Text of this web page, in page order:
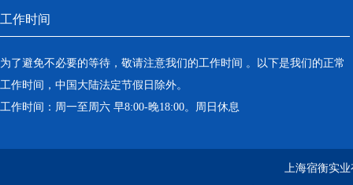
工作时间
为了避免不必要的等待，敬请注意我们的工作时间 。以下是我们的正常
工作时间，中国大陆法定节假日除外。
工作时间：周一至周六 早8:00-晚18:00。周日休息
上海宿衡实